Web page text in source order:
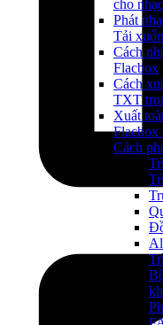
cho
Phát
Tải
Cách
Flacbox
Cách
TXT
Xuất
Flacbox
Cách